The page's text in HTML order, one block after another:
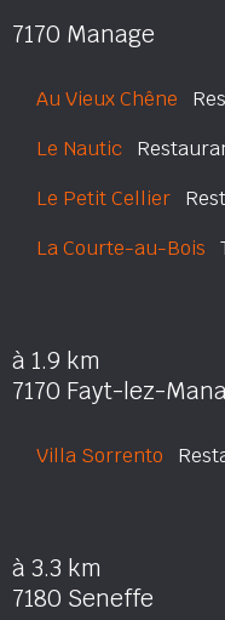
7170 Manage
Au Vieux Chêne
Le Nautic
Le Petit Cellier
La Courte-au-Bois
à 1.9 km
7170 Fayt-lez-
Villa Sorrento
à 3.3 km
7180 Seneffe